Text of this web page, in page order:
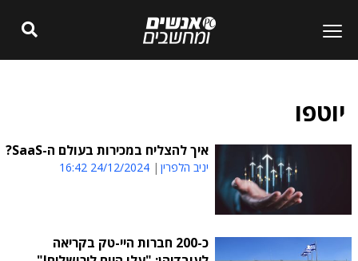
יוטפו
איך להצליח במכירות בעולם ה-SaaS?
יניב הלפרין 24/12/2024 16:42
כ-200 חברות היי-טק בקריאה